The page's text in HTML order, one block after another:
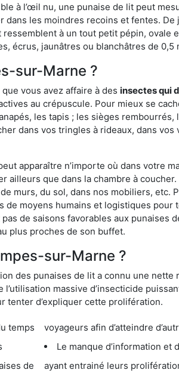
à l’œil nu, une punaise de lit peut
les moindres recoins et fentes.
à un tout petit pépin, ovale
jaunâtres ou blanchâtres de 0,5
sur-Marne ?
vous avez affaire à des insectes qui
au crépuscule. Pour mieux se
les tapis ; les sièges
dans vos tringles à rideaux, dans
apparaître n’importe où dans votre
que dans la chambre à coucher.
murs, du sol, dans nos mobiliers, etc.
moyens humains et logistiques pour
de saisons favorables aux punaises
plus proches de son buffet.
sur-Marne ?
des punaises de lit a connu une
massive d’insecticide
tenter d’expliquer cette prolifération.
voyageurs afin d’atteindre
Le manque d’information et
ayant entrainé leurs